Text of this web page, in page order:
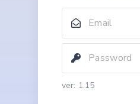
ver: 1.15